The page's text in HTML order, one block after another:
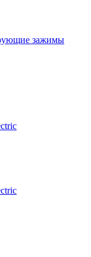
зажимы